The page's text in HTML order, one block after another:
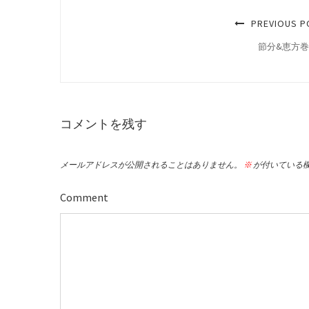
PREVIOUS
節分&恵方巻
コメントを残す
メールアドレスが公開されることはありません。 ※ が付いている
Comment